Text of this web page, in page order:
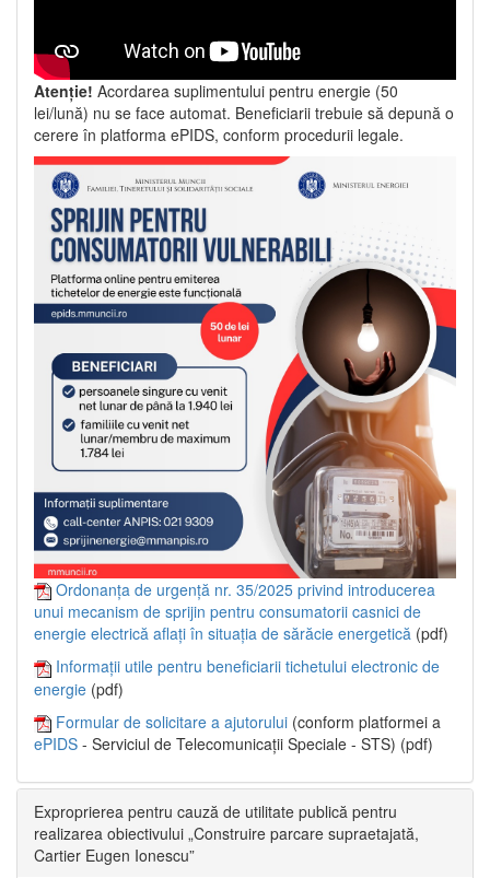
Atenție! Acordarea suplimentului pentru energie (50
lei/lună) nu se face automat. Beneficiarii trebuie să depună o
cerere în platforma ePIDS, conform procedurii legale.
Ordonanța de urgență nr. 35/2025 privind introducerea
unui mecanism de sprijin pentru consumatorii casnici de
energie electrică aflați în situația de sărăcie energetică (pdf)
Informații utile pentru beneficiarii tichetului electronic de
energie (pdf)
Formular de solicitare a ajutorului (conform platformei a
ePIDS - Serviciul de Telecomunicații Speciale - STS) (pdf)
Exproprierea pentru cauză de utilitate publică pentru
realizarea obiectivului „Construire parcare supraetajată,
Cartier Eugen Ionescu”